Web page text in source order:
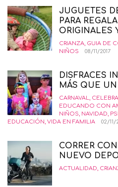
JUGUETES
PARA
ORIGINALES
CRIANZA, GUIA DE
NIÑOS
08/11/2017
DISFRACES
MÁS QUE
CARNAVAL,
EDUCANDO CON
NIÑOS, NAVIDAD,
EDUCACIÓN, VIDA EN FAMILIA 02/11/
CORRER
NUEVO
ACTUALIDAD,